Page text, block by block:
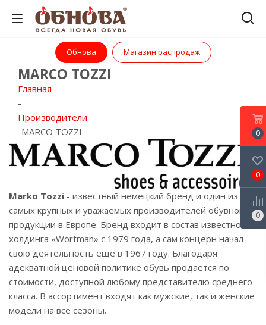
Обнова Магазин распродаж
MARCO TOZZI
Главная
-
Производители
-MARCO TOZZI
Marko Tozzi - известный немецкий бренд и один из
самых крупных и уважаемых производителей обувной
продукции в Европе. Бренд входит в состав известного
холдинга «Wortman» с 1979 года, а сам концерн начал
свою деятельность еще в 1967 году. Благодаря
адекватной ценовой политике обувь продается по
стоимости, доступной любому представителю среднего
класса. В ассортимент входят как мужские, так и женские
модели на все сезоны.
0
0
0